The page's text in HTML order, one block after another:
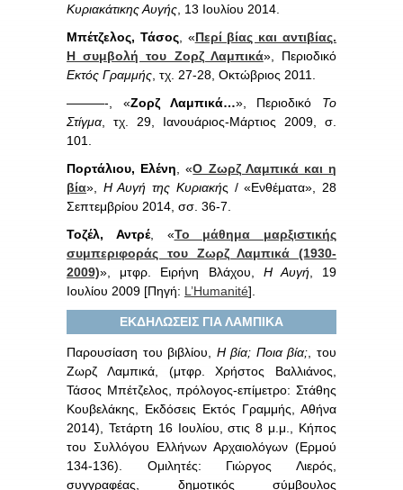
Κυριακάτικης Αυγής , 13 Ιουλίου 2014.
Μπέτζελος, Τάσος, «Περί βίας και αντιβίας.
Η συμβολή του Ζορζ Λαμπικά», Περιοδικό
Εκτός Γραμμής , τχ. 27-28, Οκτώβριος 2011.
———-, «Ζορζ Λαμπικά…», Περιοδικό Το
Στίγμα , τχ. 29, Ιανουάριος-Μάρτιος 2009, σ.
101.
Πορτάλιου, Ελένη , «Ο Ζωρζ Λαμπικά και η
βία», Η Αυγή της Κυριακής / «Ενθέματα», 28
Σεπτεμβρίου 2014, σσ. 36-7.
Τοζέλ, Αντρέ, «Το μάθημα μαρξιστικής
συμπεριφοράς του Ζωρζ Λαμπικά (1930-
2009)», μτφρ. Ειρήνη Βλάχου, Η Αυγή, 19
Ιουλίου 2009 [Πηγή: L’Humanité].
ΕΚΔΗΛΩΣΕΙΣ ΓΙΑ ΛΑΜΠΙΚΑ
Παρουσίαση του βιβλίου, Η βία; Ποια βία; , του
Ζωρζ Λαμπικά, (μτφρ. Χρήστος Βαλλιάνος,
Τάσος Μπέτζελος, πρόλογος-επίμετρο: Στάθης
Κουβελάκης, Εκδόσεις Εκτός Γραμμής, Αθήνα
2014), Τετάρτη 16 Ιουλίου, στις 8 μ.μ., Κήπος
του Συλλόγου Ελλήνων Αρχαιολόγων (Ερμού
134-136). Ομιλητές: Γιώργος Λιερός,
συγγραφέας, δημοτικός σύμβουλος